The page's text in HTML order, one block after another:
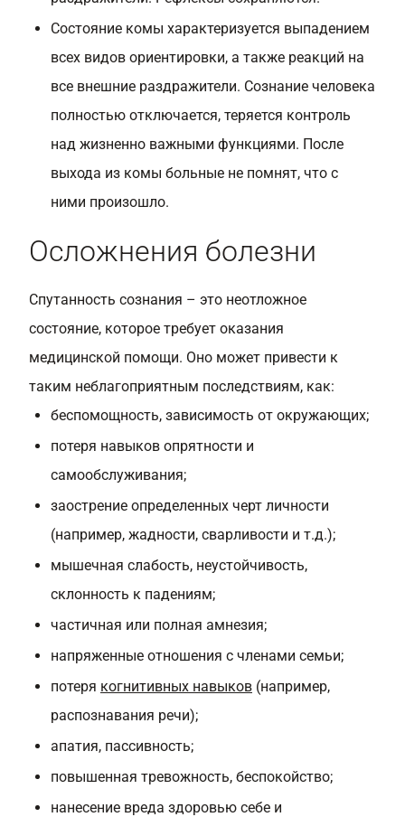
Состояние комы характеризуется выпадением
всех видов ориентировки, а также реакций на
все внешние раздражители. Сознание человека
полностью отключается, теряется контроль
над жизненно важными функциями. После
выхода из комы больные не помнят, что с
ними произошло.
Осложнения болезни
Спутанность сознания – это неотложное
состояние, которое требует оказания
медицинской помощи. Оно может привести к
таким неблагоприятным последствиям, как:
беспомощность, зависимость от окружающих;
потеря навыков опрятности и
самообслуживания;
заострение определенных черт личности
(например, жадности, сварливости и т.д.);
мышечная слабость, неустойчивость,
склонность к падениям;
частичная или полная амнезия;
напряженные отношения с членами семьи;
потеря когнитивных навыков (например,
распознавания речи);
апатия, пассивность;
повышенная тревожность, беспокойство;
нанесение вреда здоровью себе и